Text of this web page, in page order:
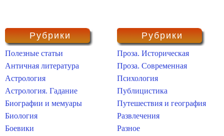
Рубрики
Полезные статьи
Античная литература
Астрология
Астрология. Гадание
Биографии и мемуары
Биология
Боевики
Рубрики
Проза. Историческая
Проза. Современная
Психология
Публицистика
Путешествия и география
Развлечения
Разное